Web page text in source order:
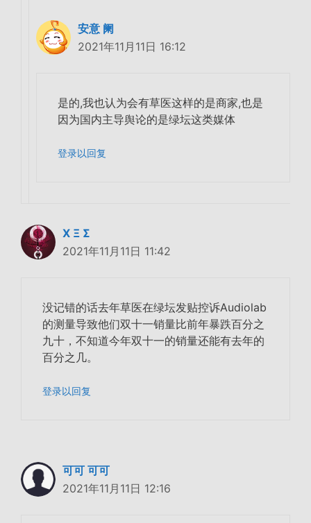
安意 阑
2021年11月11日 16:12
是的,我也认为会有草医这样的是商家,也是
因为国内主导舆论的是绿坛这类媒体
登录以回复
Χ Ξ Σ
2021年11月11日 11:42
没记错的话去年草医在绿坛发贴控诉Audiolab
的测量导致他们双十一销量比前年暴跌百分之
九十，不知道今年双十一的销量还能有去年的
百分之几。
登录以回复
可可 可可
2021年11月11日 12:16